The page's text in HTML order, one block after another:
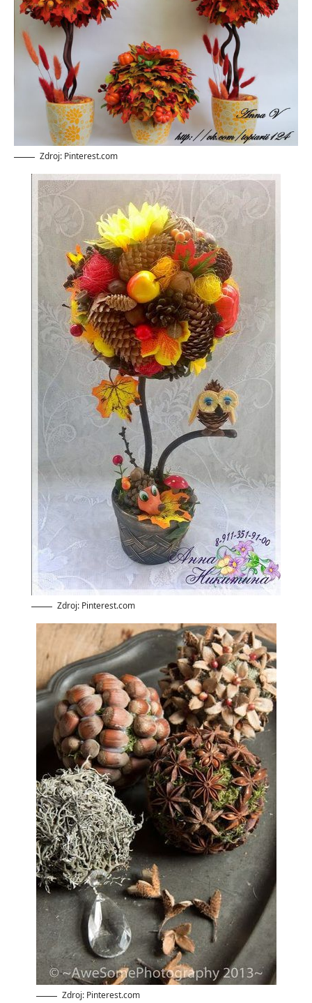
Zdroj: Pinterest.com
Zdroj: Pinterest.com
Zdroj: Pinterest.com